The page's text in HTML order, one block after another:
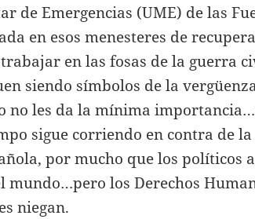
de Emergencias (UME) de las
en esos menesteres de
en las fosas de la guerra
siendo símbolos de la
no les da la mínima
sigue corriendo en contra de la
por mucho que los políticos
mundo…pero los Derechos
niegan.